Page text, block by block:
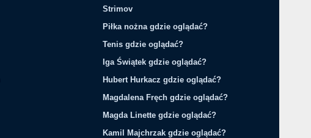
Strimov
Piłka nożna gdzie oglądać?
Tenis gdzie oglądać?
Iga Świątek gdzie oglądać?
Hubert Hurkacz gdzie oglądać?
Magdalena Fręch gdzie oglądać?
Magda Linette gdzie oglądać?
Kamil Majchrzak gdzie oglądać?